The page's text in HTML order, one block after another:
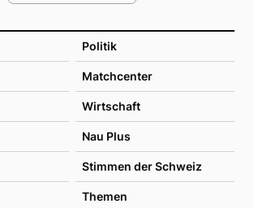
Politik
Matchcenter
Wirtschaft
Nau Plus
Stimmen der Schweiz
Themen